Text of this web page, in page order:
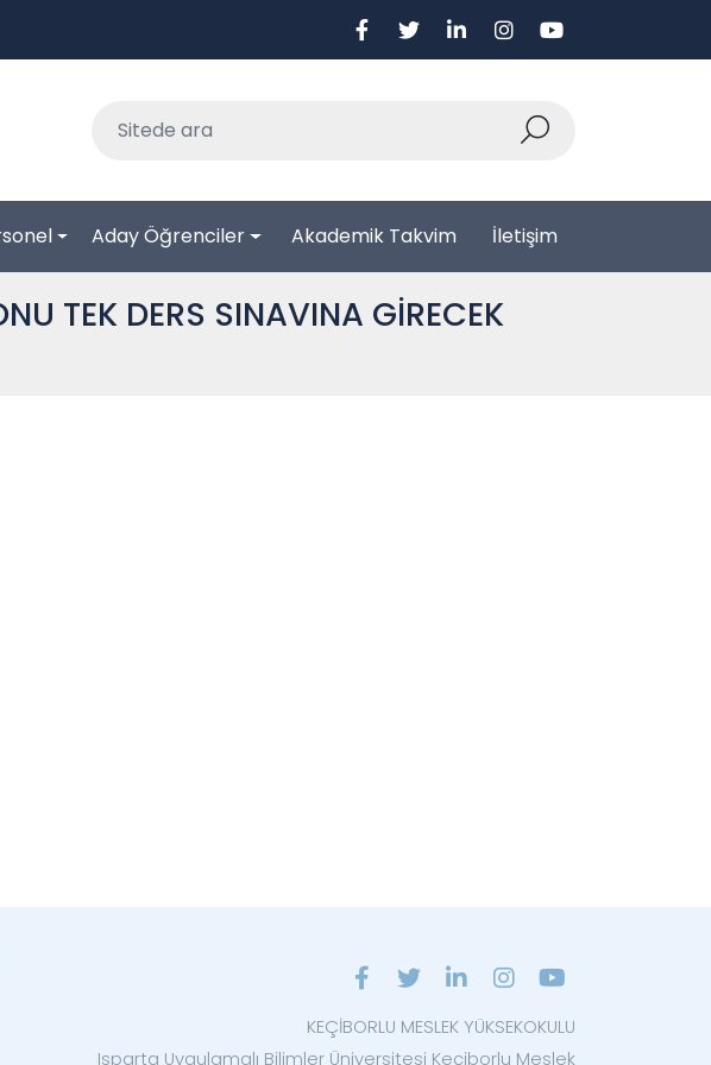
Aday Öğrenciler Akademik Takvim İletişim
TEK DERS SINAVINA GİRECEK
KEÇİBORLU MESLEK YÜKSEKOKULU
Isparta Uygulamalı Bilimler Üniversitesi Keçiborlu Meslek